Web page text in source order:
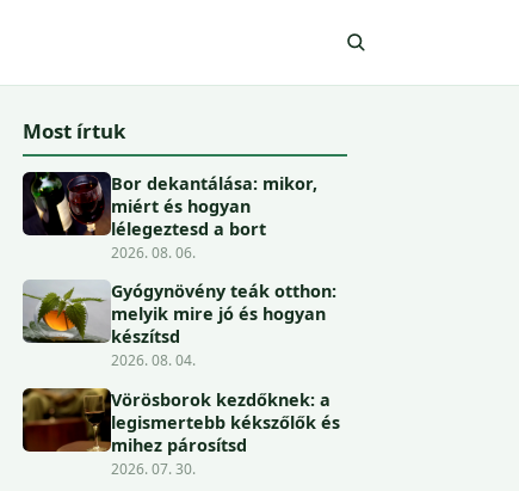
Most írtuk
Bor dekantálása: mikor,
miért és hogyan
lélegeztesd a bort
2026. 08. 06.
Gyógynövény teák otthon:
melyik mire jó és hogyan
készítsd
2026. 08. 04.
Vörösborok kezdőknek: a
legismertebb kékszőlők és
mihez párosítsd
2026. 07. 30.